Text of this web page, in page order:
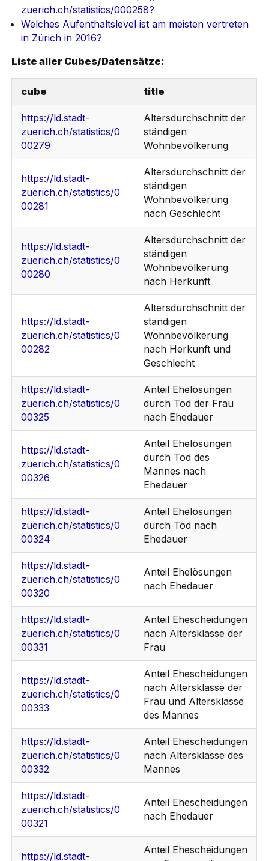
zuerich.ch/statistics/000258?
Welches Aufenthaltslevel ist am meisten vertreten
in Zürich in 2016?
Liste aller Cubes/Datensätze:
cube title
https://ld.stadt-
zuerich.ch/statistics/0
00279
Altersdurchschnitt der
ständigen
Wohnbevölkerung
https://ld.stadt-
zuerich.ch/statistics/0
00281
Altersdurchschnitt der
ständigen
Wohnbevölkerung
nach Geschlecht
https://ld.stadt-
zuerich.ch/statistics/0
00280
Altersdurchschnitt der
ständigen
Wohnbevölkerung
nach Herkunft
https://ld.stadt-
zuerich.ch/statistics/0
00282
Altersdurchschnitt der
ständigen
Wohnbevölkerung
nach Herkunft und
Geschlecht
https://ld.stadt-
zuerich.ch/statistics/0
00325
Anteil Ehelösungen
durch Tod der Frau
nach Ehedauer
https://ld.stadt-
zuerich.ch/statistics/0
00326
Anteil Ehelösungen
durch Tod des
Mannes nach
Ehedauer
https://ld.stadt-
zuerich.ch/statistics/0
00324
Anteil Ehelösungen
durch Tod nach
Ehedauer
https://ld.stadt-
zuerich.ch/statistics/0
00320
Anteil Ehelösungen
nach Ehedauer
https://ld.stadt-
zuerich.ch/statistics/0
00331
Anteil Ehescheidungen
nach Altersklasse der
Frau
https://ld.stadt-
zuerich.ch/statistics/0
00333
Anteil Ehescheidungen
nach Altersklasse der
Frau und Altersklasse
des Mannes
https://ld.stadt-
zuerich.ch/statistics/0
00332
Anteil Ehescheidungen
nach Altersklasse des
Mannes
https://ld.stadt-
zuerich.ch/statistics/0
00321
Anteil Ehescheidungen
nach Ehedauer
https://ld.stadt-
Anteil Ehescheidungen